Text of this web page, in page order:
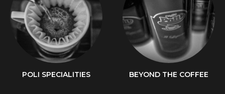
POLI SPECIALITIES BEYOND THE COFFEE